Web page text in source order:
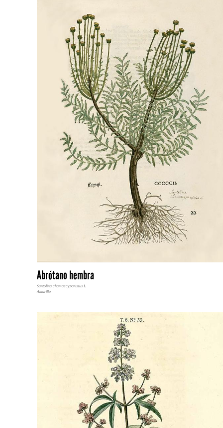
Abrótano hembra
Santolina chamaecyparissus L.
Amarillo